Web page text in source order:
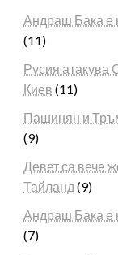
Андраш Бака е
(11)
Русия атакува
Киев (11)
Пашинян и
(9)
Девет са вече
Тайланд (9)
Андраш Бака е
(7)